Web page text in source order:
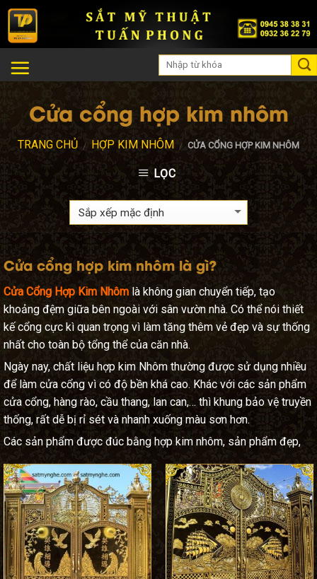
Skip
content
Cửa cổng hợp kim nhôm
TRANG CHỦ / HỢP KIM NHÔM / CỬA CỔNG HỢP KIM NHÔM
LỌC
Cửa cổng hợp kim nhôm là gì?
Cửa Cổng Hợp Kim Nhôm là không gian chuyển tiếp, tạo
khoảng đệm giữa bên ngoài với sân vườn nhà. Có thể nói thiết
kế cổng cực kì quan trọng vì làm tăng thêm vẻ đẹp và sự thống
nhất cho toàn bộ tổng thể của căn nhà.
Ngày nay, chất liệu hợp kim Nhôm thường được sử dụng nhiều
để làm cửa cổng vì có độ bền khá cao. Khác với các sản phẩm
cửa cổng, hàng rào, cầu thang, lan can,… thì khung bảo vệ truyền
thống, rất dễ bị rỉ sét và nhanh xuống màu sơn hơn.
Các sản phẩm được đúc bằng hợp kim nhôm, sản phẩm đẹp,
và cứng, chịu được khí hậu khắc nghiệt, tăng cường tính thẩm
mỹ tinh xảo của sản phẩm và còn bền đẹp theo thời gian.Cửa
Cổng hợp kim nhômđúc có thể tạo ra rất nhiều chi tiết mỹ thuật
theo đúng ý đồ thiết kế của kiến trúc sư, tạo nên nét duyên
dáng, sự sang trọng cho mỗi ngôi nhà khác nhau.
Nhu cầu về cổng hợp kim nhôm